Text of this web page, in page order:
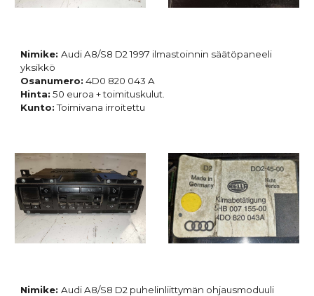
Nimike:Audi A8/S8 D2 1997 ilmastoinnin säätöpaneeli
yksikkö
Osanumero: 4D0 820 043 A
Hinta: 50 euroa + toimituskulut.
Kunto:Toimivana irroitettu
Nimike:Audi A8/S8 D2 puhelinliittymän ohjausmoduuli